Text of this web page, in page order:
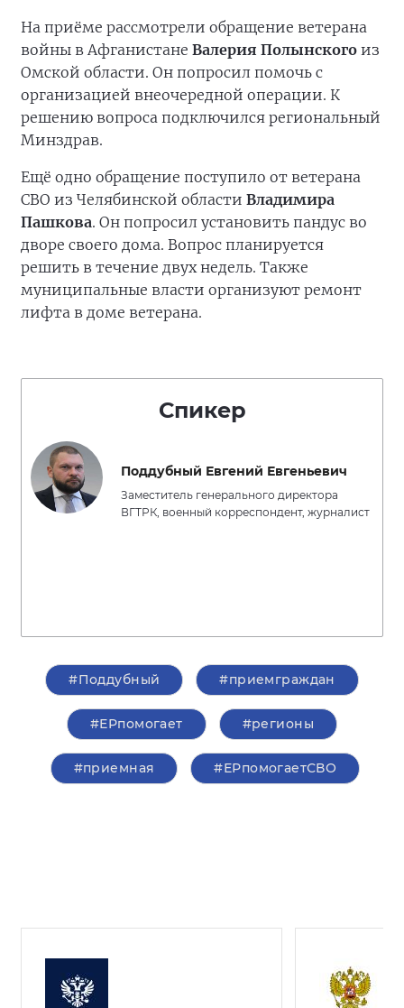
На приёме рассмотрели обращение ветерана
войны в Афганистане Валерия Полынского из
Омской области. Он попросил помочь с
организацией внеочередной операции. К
решению вопроса подключился региональный
Минздрав.
Ещё одно обращение поступило от ветерана
СВО из Челябинской области Владимира
Пашкова. Он попросил установить пандус во
дворе своего дома. Вопрос планируется
решить в течение двух недель. Также
муниципальные власти организуют ремонт
лифта в доме ветерана.
Спикер
Поддубный Евгений Евгеньевич
Заместитель генерального директора
ВГТРК, военный корреспондент, журналист
#Поддубный #приемграждан
#ЕРпомогает #регионы
#приемная #ЕРпомогаетСВО